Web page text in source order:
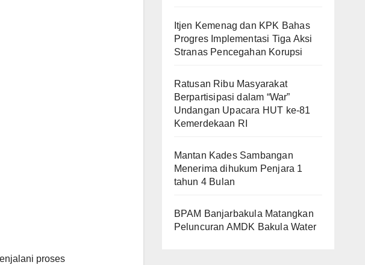
proses
Itjen Kemenag dan KPK Bahas
Progres Implementasi Tiga Aksi
Stranas Pencegahan Korupsi
Ratusan Ribu Masyarakat
Berpartisipasi dalam “War”
Undangan Upacara HUT ke-81
Kemerdekaan RI
Mantan Kades Sambangan
Menerima dihukum Penjara 1
tahun 4 Bulan
BPAM Banjarbakula Matangkan
Peluncuran AMDK Bakula Water